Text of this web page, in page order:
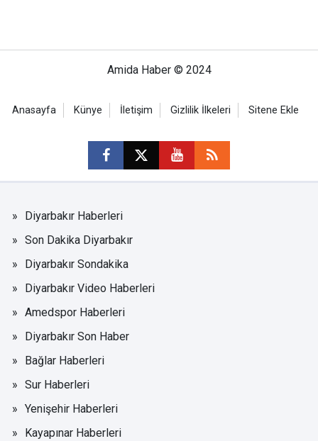
Amida Haber © 2024
Anasayfa Künye İletişim Gizlilik İlkeleri Sitene Ekle
Diyarbakır Haberleri
Son Dakika Diyarbakır
Diyarbakır Sondakika
Diyarbakır Video Haberleri
Amedspor Haberleri
Diyarbakır Son Haber
Bağlar Haberleri
Sur Haberleri
Yenişehir Haberleri
Kayapınar Haberleri